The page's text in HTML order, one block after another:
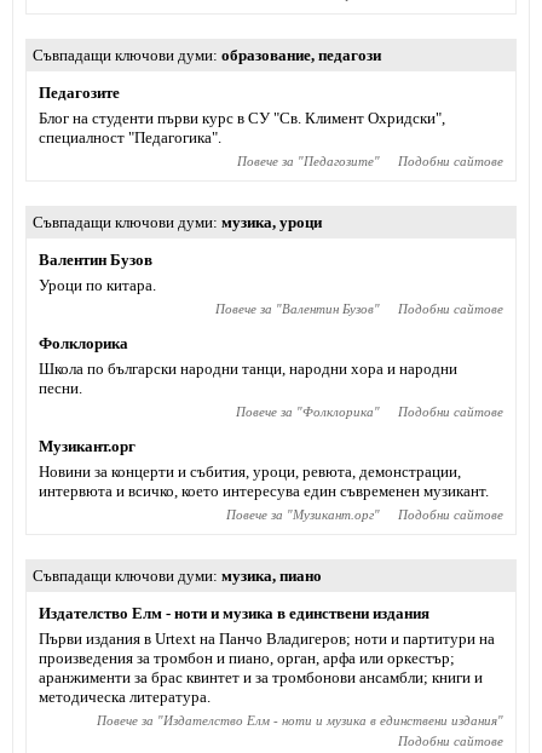
Съвпадащи ключови думи образование, педагози
Педагозите
Блог на студенти първи курс в СУ "Св. Климент Охридски",
специалност "Педагогика".
Повече за "Педагозите" Подобни сайтове
Съвпадащи ключови думи музика, уроци
Валентин Бузов
Уроци по китара.
Повече за "Валентин Бузов" Подобни сайтове
Фолклорика
Школа по български народни танци, народни хора и народни
песни.
Повече за "Фолклорика" Подобни сайтове
Музикант.орг
Новини за концерти и събития, уроци, ревюта, демонстрации,
интервюта и всичко, което интересува един съвременен музикант.
Повече за "Музикант.орг" Подобни сайтове
Съвпадащи ключови думи музика, пиано
Издателство Елм - ноти и музика в единствени издания
Първи издания в Urtext на Панчо Владигеров; ноти и партитури на
произведения за тромбон и пиано, орган, арфа или оркестър;
аранжименти за брас квинтет и за тромбонови ансамбли; книги и
методическа литература.
Повече за "Издателство Елм - ноти и музика в единствени издания"
Подобни сайтове